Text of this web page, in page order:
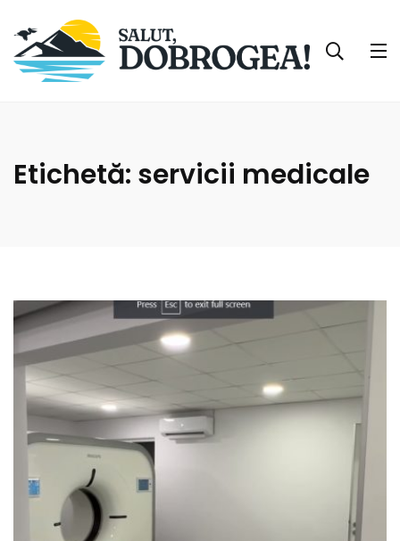
Etichetă: servicii medicale